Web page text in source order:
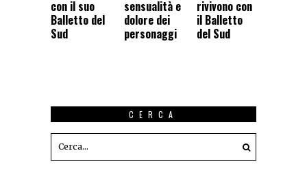
con il suo
Balletto del
Sud
sensualità e
dolore dei
personaggi
rivivono con
il Balletto
del Sud
CERCA